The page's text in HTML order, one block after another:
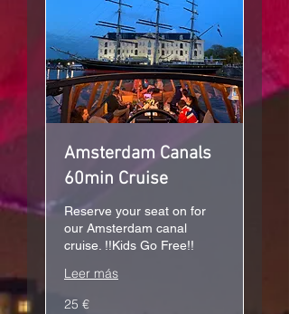
Amsterdam Canals
60min Cruise
Reserve your seat on for
our Amsterdam canal
cruise. !!Kids Go Free!!
Leer más
25
euros
25 €